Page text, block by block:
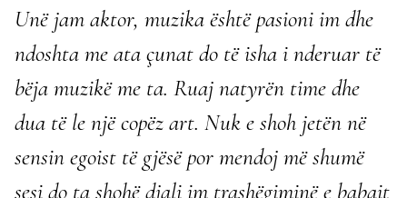
Unë jam aktor, muzika është pasioni im dhe
ndoshta me ata çunat do të isha i nderuar të
bëja muzikë me ta. Ruaj natyrën time dhe
dua të le një copëz art. Nuk e shoh jetën në
sensin egoist të gjësë por mendoj më shumë
sesi do ta shohë djali im trashëgiminë e babait